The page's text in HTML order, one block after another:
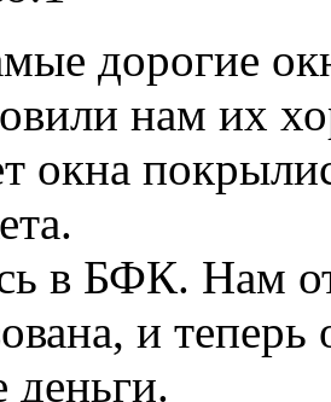
дорогие
нам их
окна
в БФК. Нам
и
деньги.